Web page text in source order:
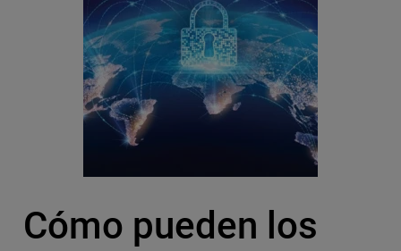
Cómo pueden los